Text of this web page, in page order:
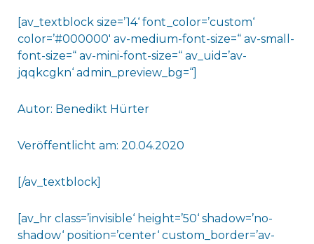
[av_textblock size=’14‘ font_color=’custom‘
color=’#000000′ av-medium-font-size=“ av-small-
font-size=“ av-mini-font-size=“ av_uid=’av-
jqqkcgkn‘ admin_preview_bg=“]
Autor: Benedikt Hürter
Veröffentlicht am: 20.04.2020
[/av_textblock]
[av_hr class=’invisible‘ height=’50‘ shadow=’no-
shadow‘ position=’center‘ custom_border=’av-